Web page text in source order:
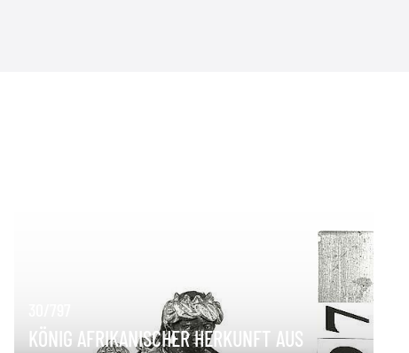
KÖNIG AFRIKANISCHER HERKUNFT AUS